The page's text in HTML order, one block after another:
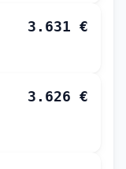
3.631 €
3.626 €